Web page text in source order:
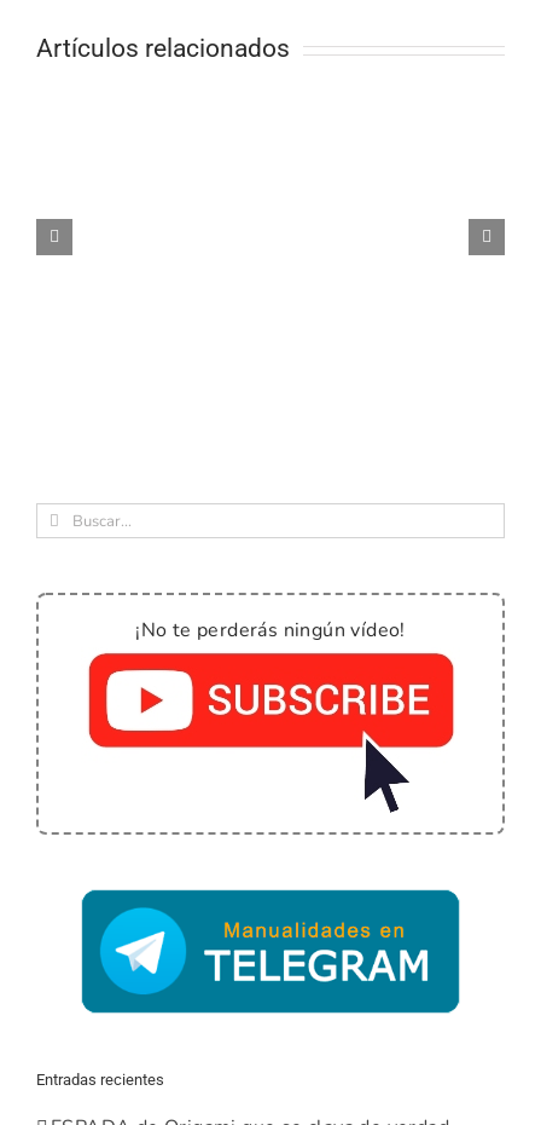
Artículos relacionados
Buscar:
¡No te perderás ningún vídeo!
Entradas recientes